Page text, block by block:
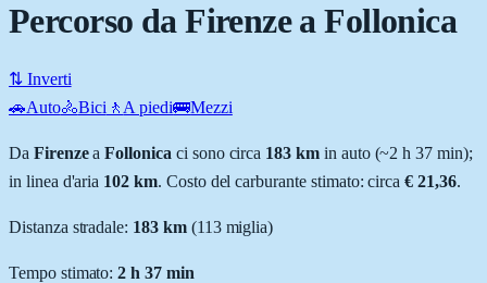
Percorso da Firenze a Follonica
⇅ Inverti
🚗Auto🚴Bici 🚶 A piedi🚌Mezzi
Da FirenzeaFollonica ci sono circa 183 kmin auto (~2 h 37 min);
in linea d'aria 102 km. Costo del carburante stimato: circa € 21,36.
Distanza stradale: 183km (113miglia)
Tempo stimato:2 h 37 min